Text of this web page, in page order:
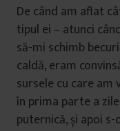
De când am aflat
tipul ei – atunci
să-mi schimb
caldă, eram
sursele cu care am
în prima parte a
puternică, și apoi